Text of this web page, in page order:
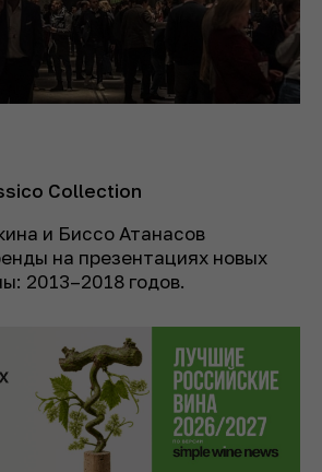
Collection
и Биссо Атанасов
на презентациях новых
2013–2018 годов.